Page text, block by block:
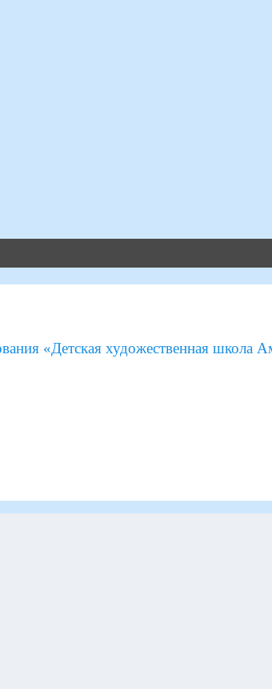
«Детская художественная школа